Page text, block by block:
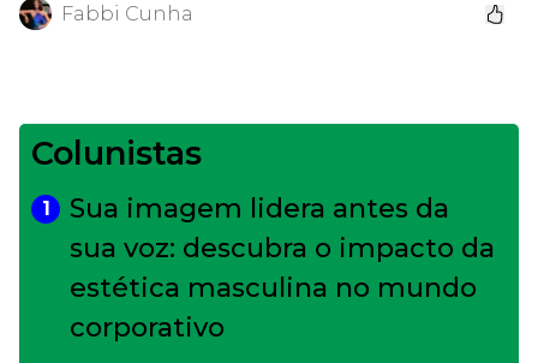
Fabbi Cunha
Colunistas
1
Sua imagem lidera antes da
sua voz: descubra o impacto da
estética masculina no mundo
corporativo